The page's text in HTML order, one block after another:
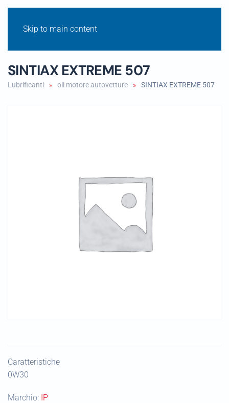
Skip to main content
SINTIAX EXTREME 507
Lubrificanti oli motore autovetture SINTIAX EXTREME 507
Caratteristiche
0W30
Marchio: IP